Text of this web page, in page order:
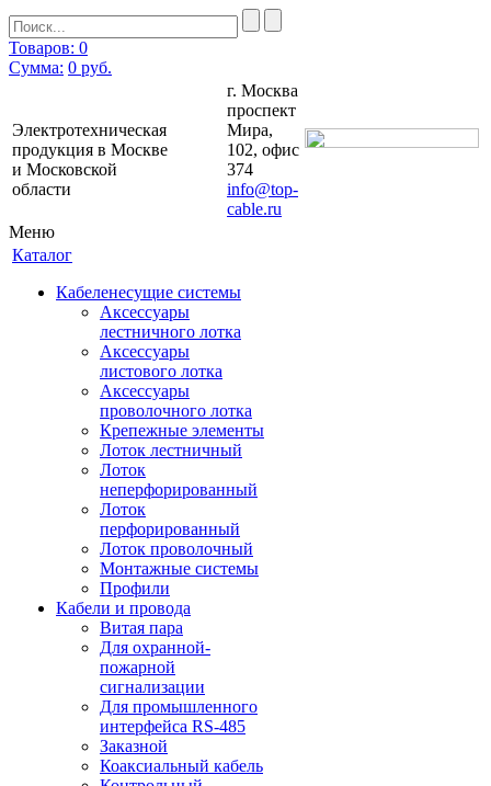
Товаров: 0
Сумма: 0 руб.
Электротехническая
продукция в Москве
и Московской
области
г. Москва
проспект
Мира,
102, офис
374
info@top-
cable.ru
Меню
Каталог
Кабеленесущие системы
Аксессуары
лестничного лотка
Аксессуары
листового лотка
Аксессуары
проволочного лотка
Крепежные элементы
Лоток лестничный
Лоток
неперфорированный
Лоток
перфорированный
Лоток проволочный
Монтажные системы
Профили
Кабели и провода
Витая пара
Для охранной-
пожарной
сигнализации
Для промышленного
интерфейса RS-485
Заказной
Коаксиальный кабель